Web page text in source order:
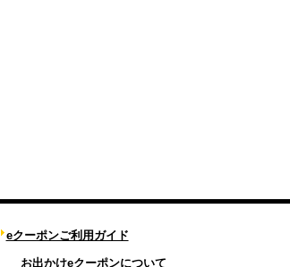
eクーポンご利用ガイド
お出かけeクーポンについて